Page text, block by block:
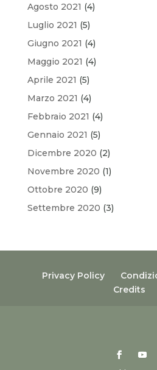
Agosto 2021 (4)
Luglio 2021 (5)
Giugno 2021 (4)
Maggio 2021 (4)
Aprile 2021 (5)
Marzo 2021 (4)
Febbraio 2021 (4)
Gennaio 2021 (5)
Dicembre 2020 (2)
Novembre 2020 (1)
Ottobre 2020 (9)
Settembre 2020 (3)
Privacy Policy
Credits